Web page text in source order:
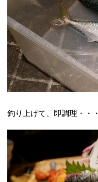
釣り上げて、即調理・・・